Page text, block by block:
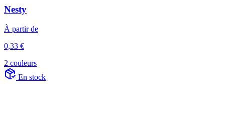
Nesty
À partir de
0,33 €
2 couleurs
En stock